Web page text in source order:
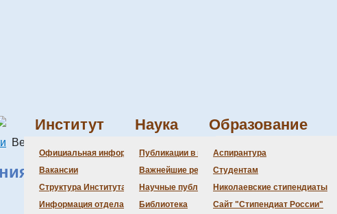
Институт
Официальная информация
Администрация
Бланки
История Института
Локальные акты
Вакансии
Структура Института
Информация отдела кадров
Документация
Состав совета
Повестка дня заседаний
Информация ученого
Состав совета
Даты защит диссертаций
Шифры специальностей
Объявления о защитах
Состав СНМ
Новости науки
Награды
Наука
Публикации в ведущих журналах
Важнейшие результаты
Научные публикации сотрудников
Библиотека
Образование
Аспирантура
Студентам
Николаевские стипендиаты
Сайт "Стипендиат России"
Вебинары Wiley, июнь 2021
БД «ИВИС» (EastView)